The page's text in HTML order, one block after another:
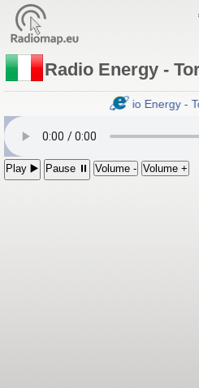
Radio Energy -
Radio Energy -
Play ▶️ Pause ⏸ Volume - Volume +